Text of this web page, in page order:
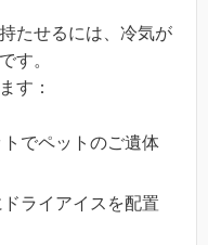
たせるには、冷気が
す。
す：
でペットのご遺体
ライアイスを配置